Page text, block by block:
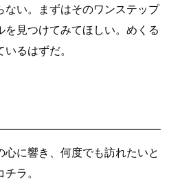
ない。まずはそのワンステップ
を見つけてみてほしい。めくる
るはずだ。
心に響き、何度でも訪れたいと
ラ。